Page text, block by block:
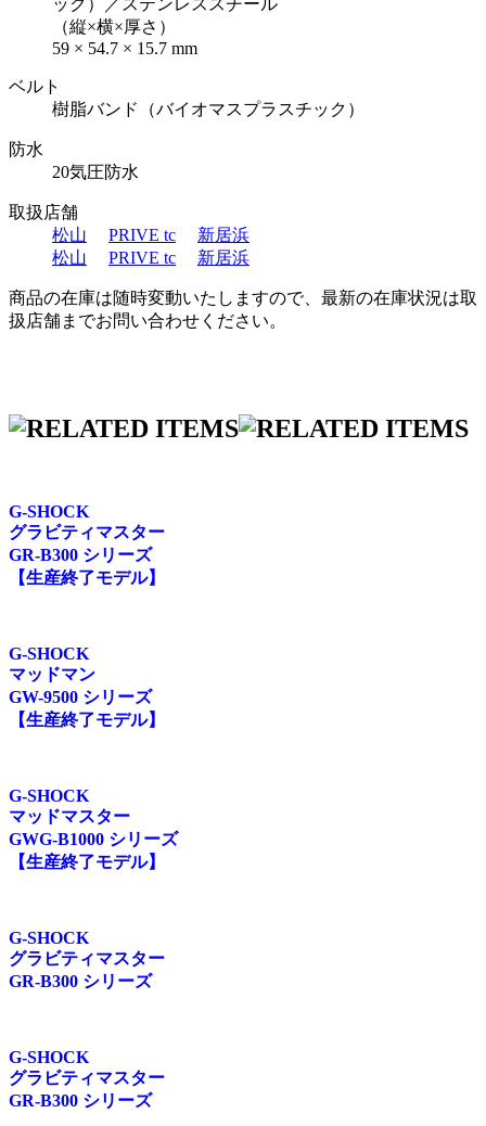
（縦×横×厚さ）
59 × 54.7 × 15.7 mm
ベルト
樹脂バンド（バイオマスプラスチック）
防水
20気圧防水
取扱店舗
松山
PRIVE tc
新居浜
松山
PRIVE tc 新居浜
商品の在庫は随時変動いたしますので、最新の在庫状況は取
扱店舗までお問い合わせください。
G-SHOCK
グラビティマスター
GR-B300 シリーズ
【生産終了モデル】
G-SHOCK
マッドマン
GW-9500 シリーズ
【生産終了モデル】
G-SHOCK
マッドマスター
GWG-B1000 シリーズ
【生産終了モデル】
G-SHOCK
グラビティマスター
GR-B300 シリーズ
G-SHOCK
グラビティマスター
GR-B300 シリーズ